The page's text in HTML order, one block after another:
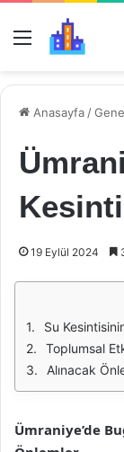
Menü
Anasayfa /
19 Eylül 2024
Su
Toplumsal
Alınacak
Ümraniye’de